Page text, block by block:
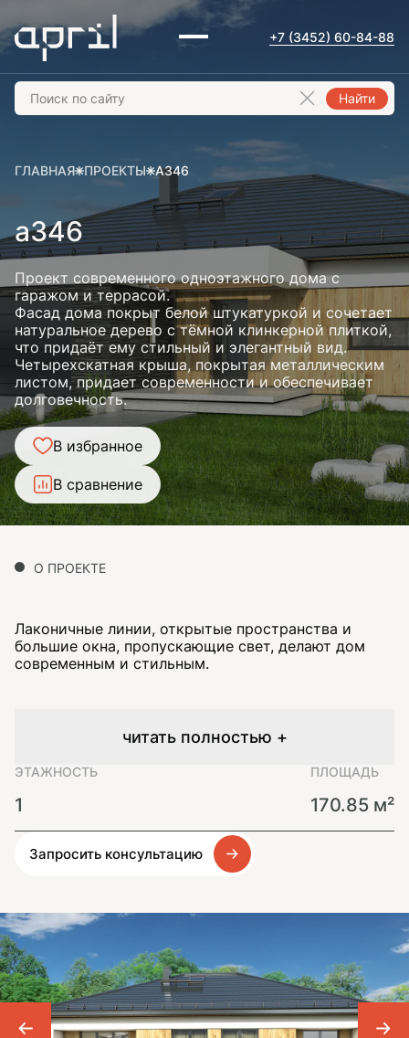
+7 (3452) 60-84-88
Найти
ГЛАВНАЯ ПРОЕКТЫ А346
а346
Проект современного одноэтажного дома с
гаражом и террасой.
Фасад дома покрыт белой штукатуркой и сочетает
натуральное дерево с тёмной клинкерной плиткой,
что придаёт ему стильный и элегантный вид.
Четырехскатная крыша, покрытая металлическим
листом, придает современности и обеспечивает
долговечность.
В избранное
В сравнение
О ПРОЕКТЕ
Лаконичные линии, открытые пространства и
большие окна, пропускающие свет, делают дом
современным и стильным.
читать полностью +
ЭТАЖНОСТЬ
1
ПЛОЩАДЬ
170.85 м²
Запросить консультацию